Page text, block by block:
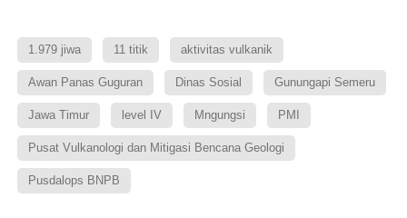
1.979 jiwa 11 titik aktivitas vulkanik
Awan Panas Guguran Dinas Sosial Gunungapi Semeru
Jawa Timur level IV Mngungsi PMI
Pusat Vulkanologi dan Mitigasi Bencana Geologi
Pusdalops BNPB